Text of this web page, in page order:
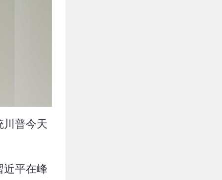
川普今天
平在峰